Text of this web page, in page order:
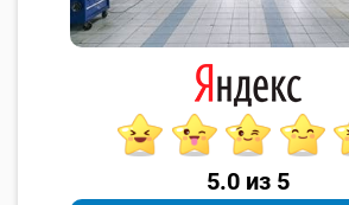
5.0 из 5